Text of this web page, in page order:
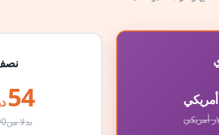
أمريكي
أمريكي
54
بدلا من